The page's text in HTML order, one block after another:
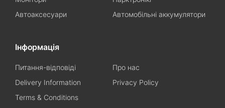
Автоаксесуари
Автомобільні аккумулятори
Інформація
Питання-відповіді
Про нас
Delivery Information
Privacy Policy
Terms & Conditions